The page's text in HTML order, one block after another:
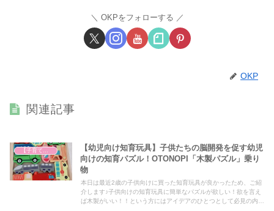
OKPをフォローする
OKP
関連記事
【幼児向け知育玩具】子供たちの脳開発を促す幼児
向けの知育パズル！OTONOPI「木製パズル」乗り
物
本日は最近2歳の子供向けに買った知育玩具が良かったため、ご紹
介します♪子供向けの知育玩具に簡単なパズルが欲しい！欲を言え
ば木製がいい！！という方にはアイデアのひとつとして必見の内容